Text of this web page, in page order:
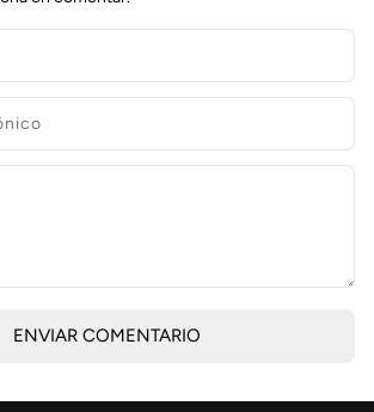
ENVIAR COMENTARIO